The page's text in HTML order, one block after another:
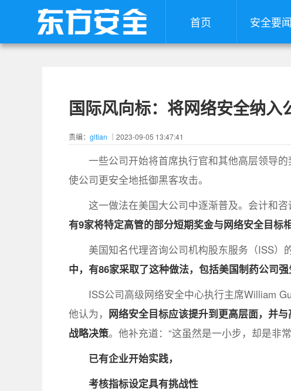
首页 安全要闻
国际风向标：将网络安全纳
责编： gltian ｜2023-09-05 13:47:41
一些公司开始将首席执行官和其他高层领导
使公司更安全地抵御黑客攻击。
这一做法在美国大公司中逐渐普及。会计和咨
有9家将特定高管的部分短期奖金与网络安全目标
美国知名代理咨询公司机构股东服务（ISS）
中，有86家采取了这种做法，包括美国制药公司
ISS公司高级网络安全中心执行主席William
他认为， 网络安全目标应该提升到更高层面，并
战略决策。他补充道：“这虽然是一小步，却是非
已有企业开始实践，
考核指标设定具有挑战性